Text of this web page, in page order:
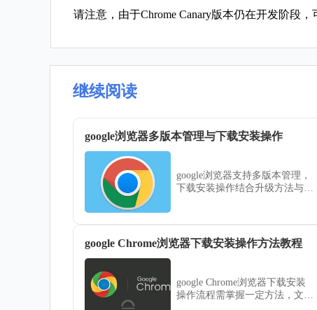
请注意，由于Chrome Canary版本仍在开发阶段
继续阅读
google浏览器多版本管理与下载安装操作
google浏览器支持多版本管理，
下载安装操作结合升级方法与经
google Chrome浏览器下载安装操作方法教程
google Chrome浏览器下载安装
操作流程需掌握一定方法，文章